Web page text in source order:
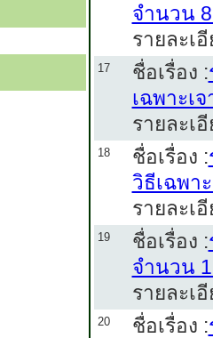
จำนวน
รายละเ
17 ชื่อเรื่อง :
เฉพาะเจ
รายละเ
18 ชื่อเรื่อง :
วิธีเฉพา
รายละเ
19 ชื่อเรื่อง :
จำนวน 1
รายละเ
20 ชื่อเรื่อง :